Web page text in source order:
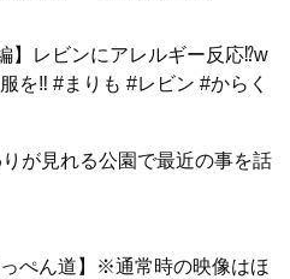
】レビンにアレルギー反応⁉w
を‼ #まりも #レビン #からく
が見れる公園で最近の事を話
っぺん道】※通常時の映像はほ